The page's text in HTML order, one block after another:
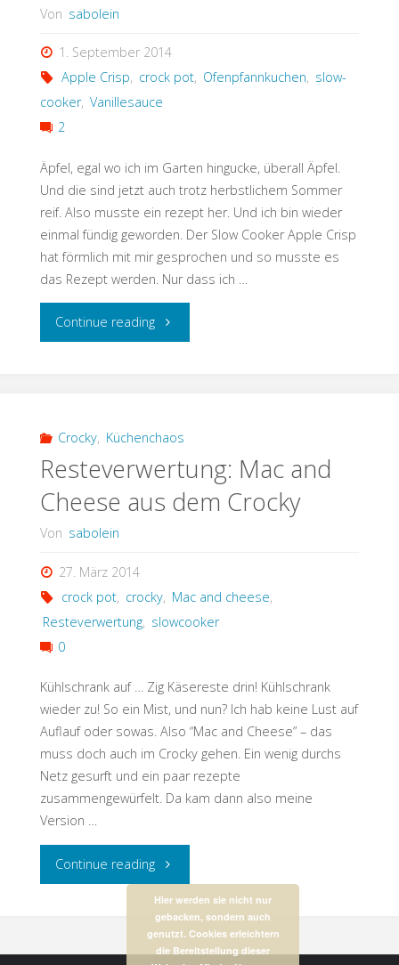
Von sabolein
1. September 2014
Apple Crisp, crock pot, Ofenpfannkuchen, slow-
cooker, Vanillesauce
2
Äpfel, egal wo ich im Garten hingucke, überall Äpfel.
Und die sind jetzt auch trotz herbstlichem Sommer
reif. Also musste ein rezept her. Und ich bin wieder
einmal fündig geworden. Der Slow Cooker Apple Crisp
hat förmlich mit mir gesprochen und so musste es
das Rezept werden. Nur dass ich …
Continue reading"Apple
dem
Crocky"
Crocky, Küchenchaos
Resteverwertung: Mac and
Cheese aus dem Crocky
Von sabolein
27. März 2014
crock pot, crocky, Mac and cheese,
Resteverwertung, slowcooker
0
Kühlschrank auf … Zig Käsereste drin! Kühlschrank
wieder zu! So ein Mist, und nun? Ich hab keine Lust auf
Auflauf oder sowas. Also “Mac and Cheese” – das
muss doch auch im Crocky gehen. Ein wenig durchs
Netz gesurft und ein paar rezepte
zusammengewürfelt. Da kam dann also meine
Version …
Continue reading"Resteverwertung:
Mac
and
Hier werden sie nicht nur
gebacken, sondern auch
genutzt. Cookies erleichtern
die Bereitstellung dieser